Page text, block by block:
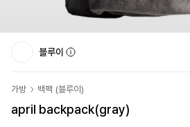
블루이
가방 백팩 (블루이 )
april backpack(gray)